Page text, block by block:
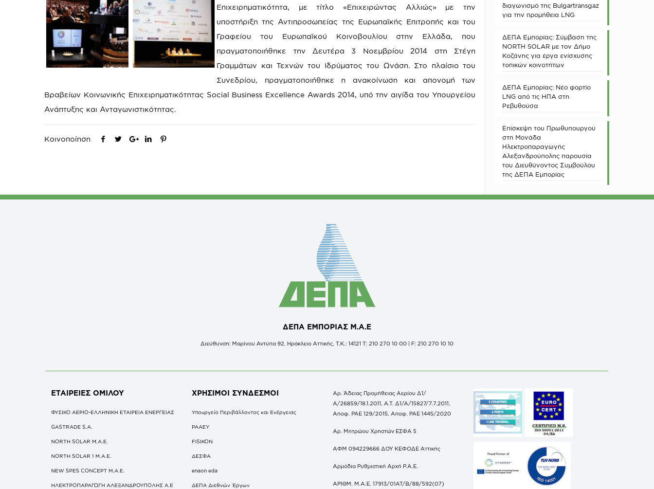
Επιχειρηματικότητα, με τίτλο «Επιχειρώντας Αλλιώς» με την
υποστήριξη της Αντιπροσωπείας της Ευρωπαϊκής Επιτροπής και του
Γραφείου του Ευρωπαϊκού Κοινοβουλίου στην Ελλάδα, που
πραγματοποιήθηκε την Δευτέρα 3 Νοεμβρίου 2014 στη Στέγη
Γραμμάτων και Τεχνών του Ιδρύματος του Ωνάση. Στο πλαίσιο του
Συνεδρίου, πραγματοποιήθηκε η ανακοίνωση και απονομή των
Βραβείων Κοινωνικής Επιχειρηματικότητας Social Business Excellence Awards 2014, υπό την αιγίδα του Υπουργείου
Ανάπτυξης και Ανταγωνιστικότητας.
Κοινοποίηση
διαγωνισμό της Bulgartransgaz
για την προμήθεια LNG
ΔΕΠΑ Εμπορίας: Σύμβαση της
NORTH SOLAR με τον Δήμο
Κοζάνης για έργα ενίσχυσης
τοπικών κοινοτήτων
ΔΕΠΑ Εμπορίας: Νέο φορτίο
LNG από τις ΗΠΑ στη
Ρεβυθούσα
Επίσκεψη του Πρωθυπουργού
στη Μονάδα
Ηλεκτροπαραγωγής
Αλεξανδρούπολης παρουσία
του Διευθύνοντος Συμβούλου
της ΔΕΠΑ Εμπορίας
ΔΕΠΑ ΕΜΠΟΡΙΑΣ Μ.Α.Ε
Διεύθυνση: Μαρίνου Αντύπα 92, Ηράκλειο Αττικής, Τ.Κ.: 14121 Τ: 210 270 10 00 | F: 210 270 10 10
ΕΤΑΙΡΕΙΕΣΟΜΙΛΟΥ
ΦΥΣΙΚΟ ΑΕΡΙΟ-ΕΛΛΗΝΙΚΗ ΕΤΑΙΡΕΙΑ ΕΝΕΡΓΕΙΑΣ
GASTRADE S.A.
NORTH SOLAR M.Α.Ε.
NORTH SOLAR 1 M.Α.Ε.
NEW SPES CONCEPT Μ.Α.Ε.
ΗΛΕΚΤΡΟΠΑΡΑΓΩΓΗ ΑΛΕΞΑΝΔΡΟΥΠΟΛΗΣ A.E
ΧΡΗΣΙΜΟΙ ΣΥΝΔΕΣΜΟΙ
Υπουργείο Περιβάλλοντος και Ενέργειας
ΡΑΑΕΥ
FISIKON
ΔΕΣΦΑ
enaon eda
ΔΕΠΑ Διεθνών Έργων
Αρ. Άδειας Προμήθειας Αερίου Δ1/
Α/26859/18.1.2011, Α.Τ. Δ1/Α/15827/7.7.2011,
Αποφ. ΡΑΕ 129/2015, Αποφ. ΡΑΕ 1445/2020
Αρ. Μητρώου Χρηστών ΕΣΦΑ 5
ΑΦΜ 094229666 ΔΟΥ ΚΕΦΟΔΕ Αττικής
Αρμόδια Ρυθμιστική Αρχή Ρ.Α.Ε.
ΑΡΙΘΜ. Μ.Α.Ε. 17913/01ΑΤ/Β/88/592(07)